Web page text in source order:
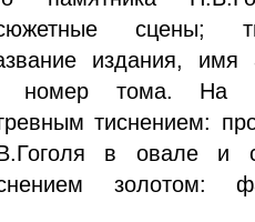
сцены;
издания, имя
номер тома. На
тиснением:
в овале и
золотом: